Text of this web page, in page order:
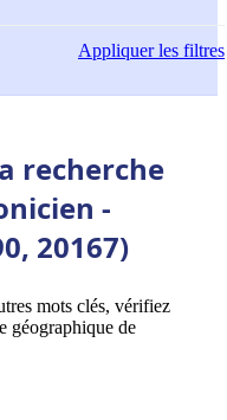
Appliquerles filtres
recherche
-
20167)
mots clés, vérifiez
géographique de